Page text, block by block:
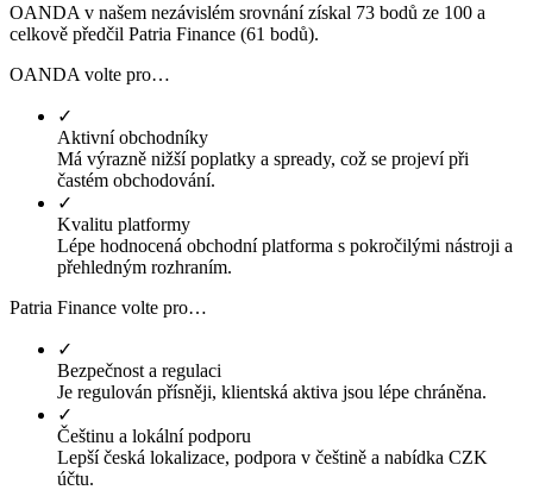
OANDA v našem nezávislém srovnání získal 73 bodů ze 100 a
celkově předčil Patria Finance (61 bodů).
OANDA volte pro…
✓
Aktivní obchodníky
Má výrazně nižší poplatky a spready, což se projeví při
častém obchodování.
✓
Kvalitu platformy
Lépe hodnocená obchodní platforma s pokročilými nástroji a
přehledným rozhraním.
Patria Finance volte pro…
✓
Bezpečnost a regulaci
Je regulován přísněji, klientská aktiva jsou lépe chráněna.
✓
Češtinu a lokální podporu
Lepší česká lokalizace, podpora v češtině a nabídka CZK
účtu.